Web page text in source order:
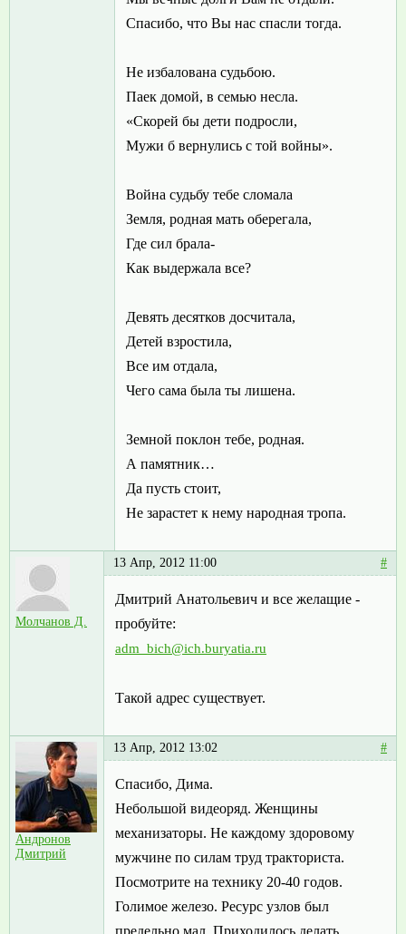
Спасибо, что Вы нас спасли тогда.
Не избалована судьбою.
Паек домой, в семью несла.
«Скорей бы дети подросли,
Мужи б вернулись с той войны».
Война судьбу тебе сломала
Земля, родная мать оберегала,
Где сил брала-
Как выдержала все?
Девять десятков досчитала,
Детей взростила,
Все им отдала,
Чего сама была ты лишена.
Земной поклон тебе, родная.
А памятник…
Да пусть стоит,
Не зарастет к нему народная тропа.
Молчанов Д.
13 Апр, 2012 11:00 #
Дмитрий Анатольевич и все желащие -
пробуйте:
adm_bich@ich.buryatia.ru
Такой адрес существует.
Андронов
Дмитрий
13 Апр, 2012 13:02 #
Спасибо, Дима.
Небольшой видеоряд. Женщины
механизаторы. Не каждому здоровому
мужчине по силам труд тракториста.
Посмотрите на технику 20-40 годов.
Голимое железо. Ресурс узлов был